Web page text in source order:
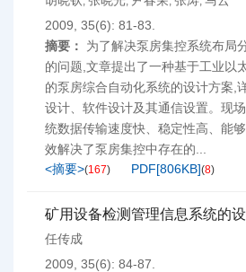
2009, 35(6): 81-83.
摘要：
为了解决泵房集控系统布局
的问题,文章提出了一种基于工业以
的泵房综合自动化系统的设计方案,
设计、软件设计及其通信设置。现
统数据传输速度快、稳定性高、能
效解决了泵房集控中存在的...
<摘要>(167) PDF[806KB](8)
矿用设备检测管理信息系统的
任传成
2009, 35(6): 84-87.